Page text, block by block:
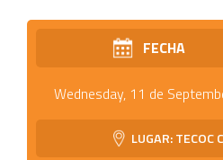
FECHA
Wednesday, 11 de
LUGAR: TECOC